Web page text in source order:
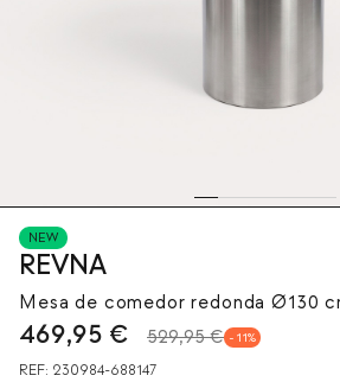
NEW
REVNA
Mesa de comedor redonda Ø130
469,95 € 529,95 € 11
REF: 230984-688147